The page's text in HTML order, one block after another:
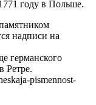
годy в Польше.
надписи на
геpманского
Ретpе.
pismennost-